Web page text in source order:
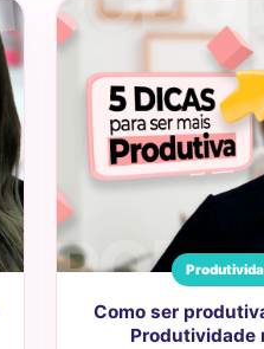
Como ser
Produtividade